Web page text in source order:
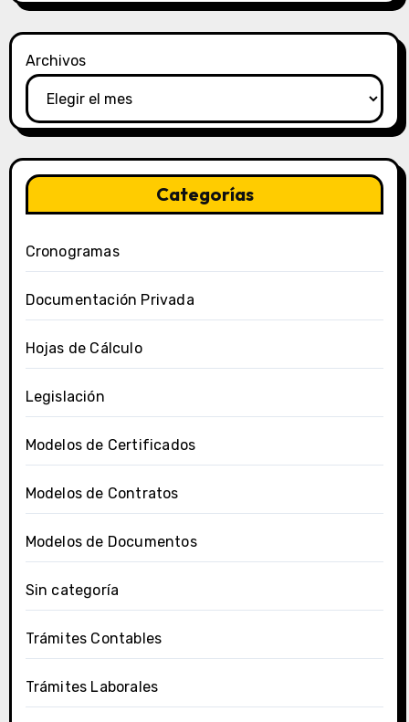
Archivos
Categorías
Cronogramas
Documentación Privada
Hojas de Cálculo
Legislación
Modelos de Certificados
Modelos de Contratos
Modelos de Documentos
Sin categoría
Trámites Contables
Trámites Laborales